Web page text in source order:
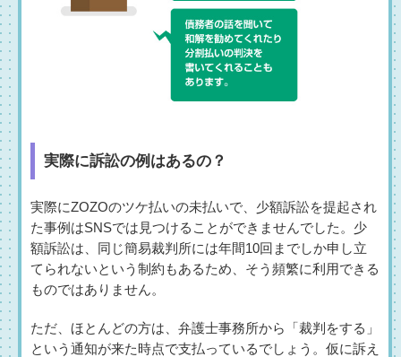
実際に訴訟の例はあるの？
実際にZOZOのツケ払いの未払いで、少額訴訟を提起され
た事例はSNSでは見つけることができませんでした。少
額訴訟は、同じ簡易裁判所には年間10回までしか申し立
てられないという制約もあるため、そう頻繁に利用できる
ものではありません。
ただ、ほとんどの方は、弁護士事務所から「裁判をする」
という通知が来た時点で支払っているでしょう。仮に訴え